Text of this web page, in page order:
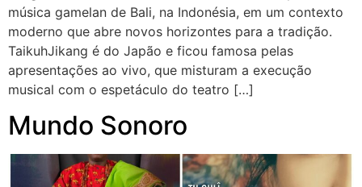
música gamelan de Bali, na Indonésia, em um contexto
moderno que abre novos horizontes para a tradição.
TaikuhJikang é do Japão e ficou famosa pelas
apresentações ao vivo, que misturam a execução
musical com o espetáculo do teatro […]
Mundo Sonoro